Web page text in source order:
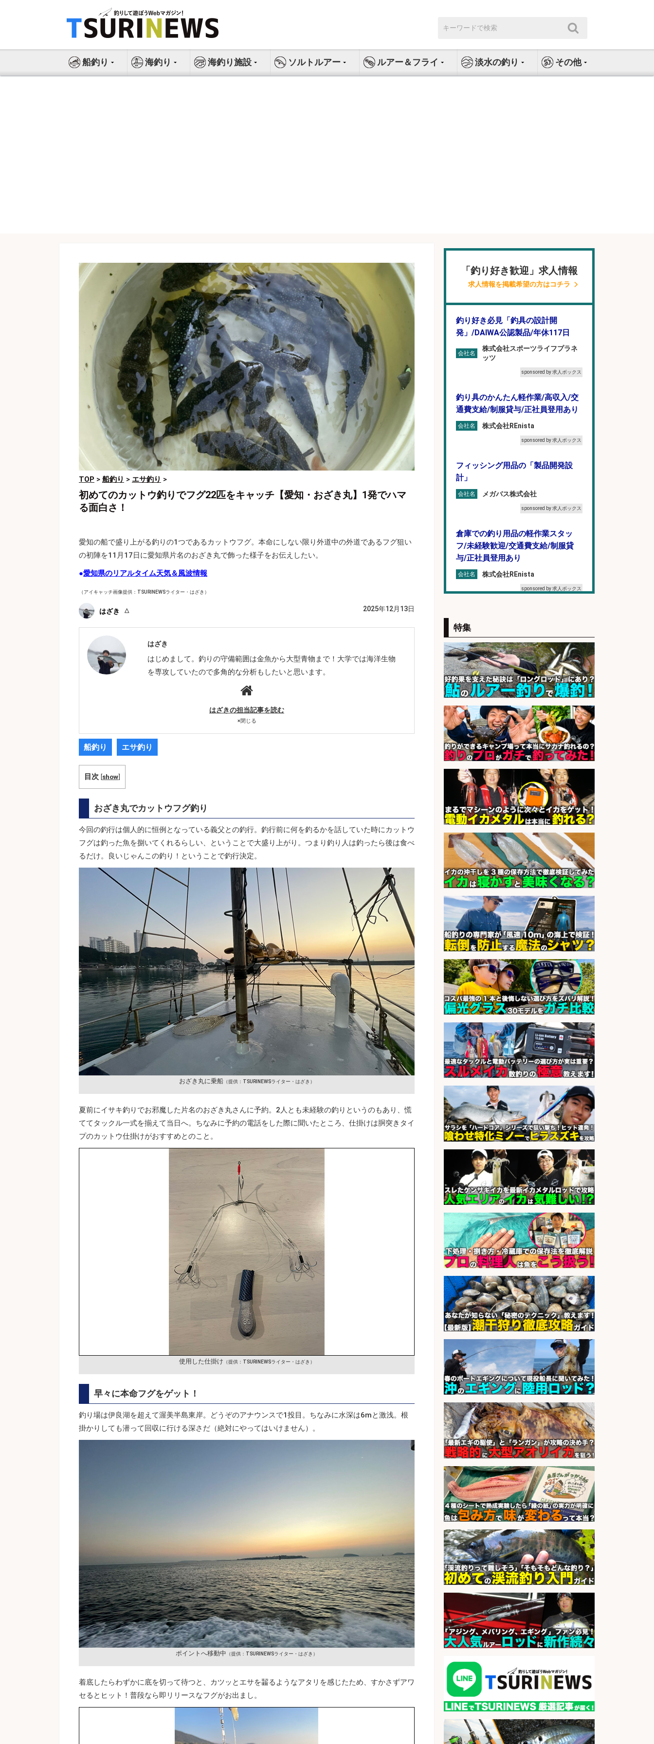
ス
索:
船釣り 海釣り 海釣り施設 ソルトルアー ルアー＆フライ 淡水の釣り その他
TOP > 船釣り > エサ釣り >
初めてのカットウ釣りでフグ22匹をキャッチ【愛知・おざき丸】1発でハマ
る面白さ！
愛知の船で盛り上がる釣りの1つであるカットウフグ。本命にしない限り外道中の外道であるフグ狙い
の初陣を11月17日に愛知県片名のおざき丸で飾った様子をお伝えしたい。
●愛知県のリアルタイム天気＆風波情報
（アイキャッチ画像提供：TSURINEWSライター・はざき）
はざき 2025年12月13日
はざき
はじめまして。釣りの守備範囲は金魚から大型青物まで！大学では海洋生物
を専攻していたので多角的な分析もしたいと思います。
はざきの担当記事を読む
×閉じる
船釣り エサ釣り
目次 [show]
おざき丸でカットウフグ釣り
今回の釣行は個人的に恒例となっている義父との釣行。釣行前に何を釣るかを話していた時にカットウ
フグは釣った魚を捌いてくれるらしい、ということで大盛り上がり。つまり釣り人は釣ったら後は食べ
るだけ。良いじゃんこの釣り！ということで釣行決定。
おざき丸に乗船（提供：TSURINEWSライター・はざき）
夏前にイサキ釣りでお邪魔した片名のおざき丸さんに予約。2人とも未経験の釣りというのもあり、慌
ててタックル一式を揃えて当日へ。ちなみに予約の電話をした際に聞いたところ、仕掛けは胴突きタイ
プのカットウ仕掛けがおすすめとのこと。
使用した仕掛け （提供：TSURINEWSライター・はざき）
早々に本命フグをゲット！
釣り場は伊良湖を超えて渥美半島東岸。どうぞのアナウンスで1投目。ちなみに水深は6mと激浅。根
掛かりしても潜って回収に行ける深さだ（絶対にやってはいけません）。
ポイントへ移動中 （提供：TSURINEWSライター・はざき）
着底したらわずかに底を切って待つと、カツッとエサを齧るようなアタリを感じたため、すかさずアワ
セるとヒット！普段なら即リリースなフグがお出まし。
「釣り好き歓迎」求人情報
求人情報を掲載希望の方はコチラ
釣り好き必見「釣具の設計開
発」/DAIWA公認製品/年休117日
会社名
株式会社スポーツライフプラネ
ッツ
sponsored by 求人ボックス
釣り具のかんたん軽作業/高収入/交
通費支給/制服貸与/正社員登用あり
会社名 株式会社REnista
sponsored by 求人ボックス
フィッシング用品の「製品開発設
計」
会社名 メガバス株式会社
sponsored by 求人ボックス
倉庫での釣り用品の軽作業スタッ
フ/未経験歓迎/交通費支給/制服貸
与/正社員登用あり
会社名 株式会社REnista
sponsored by 求人ボックス
フ/未経験歓迎/交通費支給/制服貸
与/正社員登用あり
会社名 株式会社REnista
sponsored by 求人ボックス
釣り具のかんたん軽作業/高収入/交
通費支給/制服貸与/正社員登用あり
会社名 株式会社REnista
sponsored by 求人ボックス
倉庫での釣り用品の軽作業スタッ
フ/未経験歓迎/交通費支給/制服貸
与/正社員登用あり
会社名 株式会社REnista
sponsored by 求人ボックス
釣り具などの出荷作業～～/工場/製
造
会社名 UTグループ株式会社
sponsored by 求人ボックス
和食, 居酒屋/調理見習い・調理補助/
新鮮な魚料理×おでんの和食居酒屋
の若手スタッフ
会社名 サカナのハチベエ 矢場町店
sponsored by 求人ボックス
魚の「バイヤー」貴方の目利きでヒ
ットを生む、裁量バイヤー募集
sponsored by 求人ボックス
さらに求人情報を見る
特集